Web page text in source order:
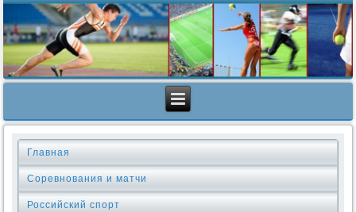
Главная
Соревнования и матчи
Российский спорт